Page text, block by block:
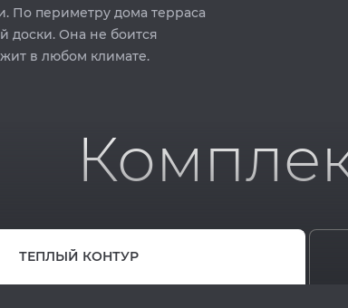
По периметру дома терраса
доски. Она не боится
в любом климате.⁣⁣
ТЕПЛЫЙ КОНТУР